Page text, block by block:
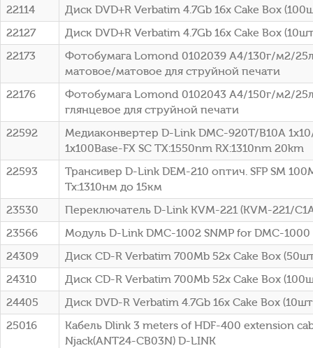
22114
Диск DVD+R Verbatim 4.7Gb 16x Cake Box
22127
Диск DVD+R Verbatim 4.7Gb 16x Cake Box
22173
Фотобумага Lomond 0102039 A4/130г/м2/
матовое/матовое для струйной печати
22176
Фотобумага Lomond 0102043 A4/150г/м2/
глянцевое для струйной печати
22592
Медиаконвертер D-Link DMC-920T/B10A
1x100Base-FX SC ТХ:1550nm RX:1310nm 20km
22593
Трансивер D-Link DEM-210 оптич. SFP SM
Tx:1310нм до 15км
23530
Переключатель D-Link KVM-221 (KVM-221/
23566
Модуль D-Link DMC-1002 SNMP for DMC-1000
24309
Диск CD-R Verbatim 700Mb 52x Cake Box
24310
Диск CD-R Verbatim 700Mb 52x Cake Box
24405
Диск DVD-R Verbatim 4.7Gb 16x Cake Box
25016
Кабель Dlink 3 meters of HDF-400 extension
Njack(ANT24-CB03N) D-LINK